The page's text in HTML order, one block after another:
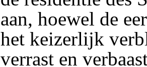
aan, hoewel de
het keizerlijk
verrast en